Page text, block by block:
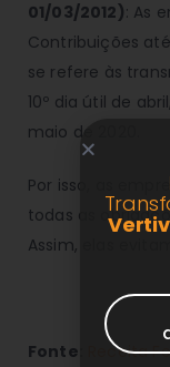
01/03/2012): As
Contribuições
se refere às
10º dia útil de
maio de 2020.
Por isso, as
todas as
Assim, elas
Fonte: Receita
Vertiv